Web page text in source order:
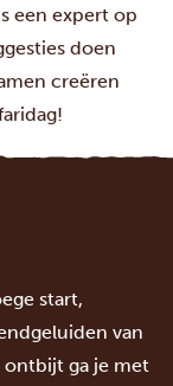
een expert op
doen
creëren
start,
van
ontbijt ga je met